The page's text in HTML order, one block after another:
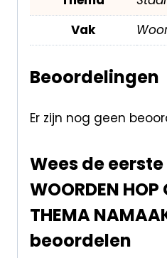
Vak
Beoordelingen
Er zijn nog geen
Wees de eerste
WOORDEN HOP
THEMA
beoordelen